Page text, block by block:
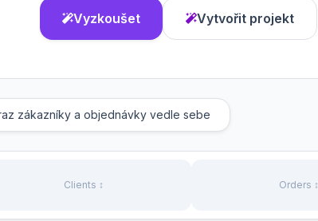
Vyzkoušet Vytvořit projekt
zákazníky a objednávky vedle sebe
Clients ↕ Orders ↕